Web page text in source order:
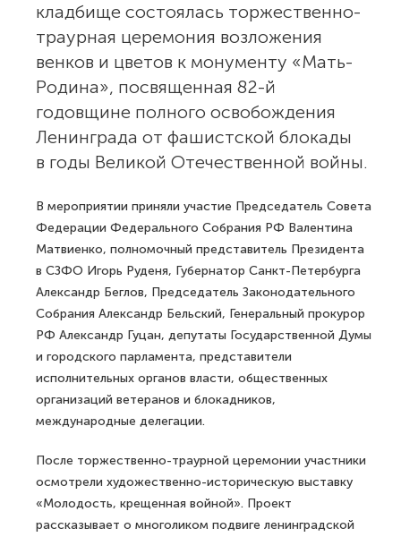
кладбище состоялась торжественно-
траурная церемония возложения
венков и цветов к монументу «Мать-
Родина», посвященная 82-й
годовщине полного освобождения
Ленинграда от фашистской блокады
в годы Великой Отечественной войны.
В мероприятии приняли участие Председатель Совета
Федерации Федерального Собрания РФ Валентина
Матвиенко, полномочный представитель Президента
в СЗФО Игорь Руденя, Губернатор Санкт-Петербурга
Александр Беглов, Председатель Законодательного
Собрания Александр Бельский, Генеральный прокурор
РФ Александр Гуцан, депутаты Государственной Думы
и городского парламента, представители
исполнительных органов власти, общественных
организаций ветеранов и блокадников,
международные делегации.
После торжественно-траурной церемонии участники
осмотрели художественно-историческую выставку
«Молодость, крещенная войной». Проект
рассказывает о многоликом подвиге ленинградской